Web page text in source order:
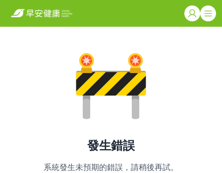
發生錯誤
系統發生未預期的錯誤，請稍後再試。